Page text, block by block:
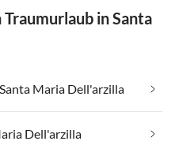
in Santa
Maria Dell'arzilla
Dell'arzilla